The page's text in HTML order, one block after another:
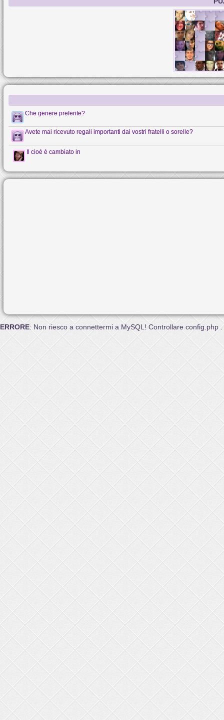
Che genere preferite?
Avete mai ricevuto regali importanti dai vostri fratelli o sorelle?
Il cioè è cambiato in
ERRORE: Non riesco a connettermi a MySQL! Controllare config.php .